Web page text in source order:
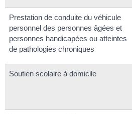
Prestation de conduite du véhicule
personnel des personnes âgées et
personnes handicapées ou atteintes
de pathologies chroniques
Soutien scolaire à domicile